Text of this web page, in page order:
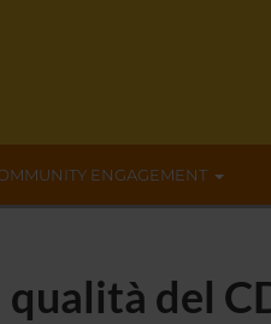
ENGAGEMENT
del